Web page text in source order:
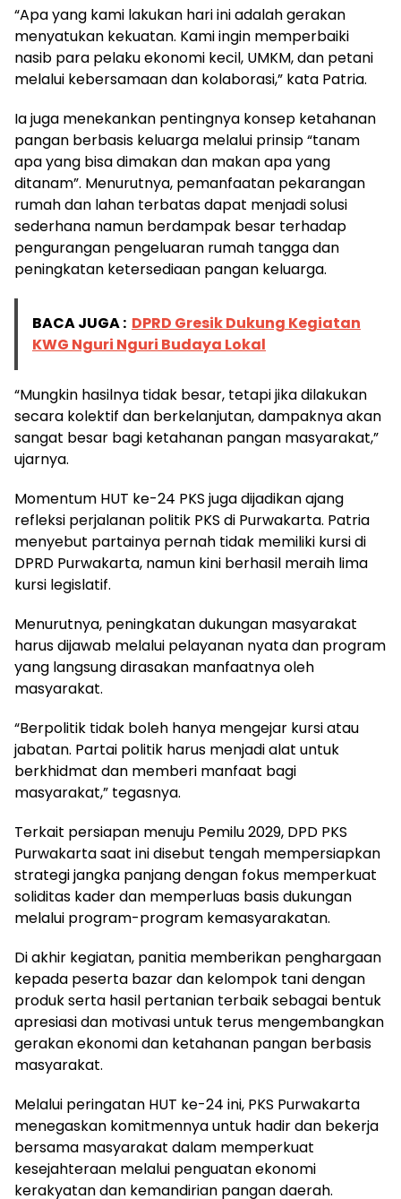
“Apa yang kami lakukan hari ini adalah gerakan
menyatukan kekuatan. Kami ingin memperbaiki
nasib para pelaku ekonomi kecil, UMKM, dan petani
melalui kebersamaan dan kolaborasi,” kata Patria.
Ia juga menekankan pentingnya konsep ketahanan
pangan berbasis keluarga melalui prinsip “tanam
apa yang bisa dimakan dan makan apa yang
ditanam”. Menurutnya, pemanfaatan pekarangan
rumah dan lahan terbatas dapat menjadi solusi
sederhana namun berdampak besar terhadap
pengurangan pengeluaran rumah tangga dan
peningkatan ketersediaan pangan keluarga.
BACA JUGA : DPRD Gresik Dukung Kegiatan
KWG Nguri Nguri Budaya Lokal
“Mungkin hasilnya tidak besar, tetapi jika dilakukan
secara kolektif dan berkelanjutan, dampaknya akan
sangat besar bagi ketahanan pangan masyarakat,”
ujarnya.
Momentum HUT ke-24 PKS juga dijadikan ajang
refleksi perjalanan politik PKS di Purwakarta. Patria
menyebut partainya pernah tidak memiliki kursi di
DPRD Purwakarta, namun kini berhasil meraih lima
kursi legislatif.
Menurutnya, peningkatan dukungan masyarakat
harus dijawab melalui pelayanan nyata dan program
yang langsung dirasakan manfaatnya oleh
masyarakat.
“Berpolitik tidak boleh hanya mengejar kursi atau
jabatan. Partai politik harus menjadi alat untuk
berkhidmat dan memberi manfaat bagi
masyarakat,” tegasnya.
Terkait persiapan menuju Pemilu 2029, DPD PKS
Purwakarta saat ini disebut tengah mempersiapkan
strategi jangka panjang dengan fokus memperkuat
soliditas kader dan memperluas basis dukungan
melalui program-program kemasyarakatan.
Di akhir kegiatan, panitia memberikan penghargaan
kepada peserta bazar dan kelompok tani dengan
produk serta hasil pertanian terbaik sebagai bentuk
apresiasi dan motivasi untuk terus mengembangkan
gerakan ekonomi dan ketahanan pangan berbasis
masyarakat.
Melalui peringatan HUT ke-24 ini, PKS Purwakarta
menegaskan komitmennya untuk hadir dan bekerja
bersama masyarakat dalam memperkuat
kesejahteraan melalui penguatan ekonomi
kerakyatan dan kemandirian pangan daerah.